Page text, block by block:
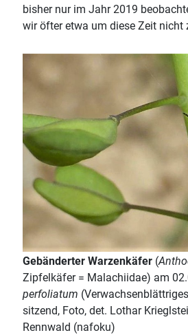
bisher nur im Jahr 2019
wir öfter etwa um diese Zeit nicht
Gebänderter Warzenkäfer (
Zipfelkäfer = Malachiidae) am
perfoliatum
sitzend, Foto, det. Lothar
Rennwald (nafoku)